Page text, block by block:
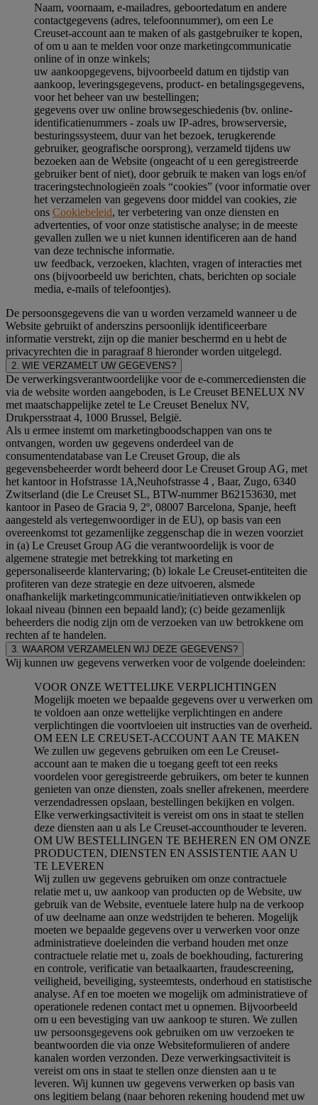
Naam, voornaam, e-mailadres, geboortedatum en andere
contactgegevens (adres, telefoonnummer), om een Le
Creuset-account aan te maken of als gastgebruiker te kopen,
of om u aan te melden voor onze marketingcommunicatie
online of in onze winkels;
uw aankoopgegevens, bijvoorbeeld datum en tijdstip van
aankoop, leveringsgegevens, product- en betalingsgegevens,
voor het beheer van uw bestellingen;
gegevens over uw online browsegeschiedenis (bv. online-
identificatienummers - zoals uw IP-adres, browserversie,
besturingssysteem, duur van het bezoek, terugkerende
gebruiker, geografische oorsprong), verzameld tijdens uw
bezoeken aan de Website (ongeacht of u een geregistreerde
gebruiker bent of niet), door gebruik te maken van logs en/of
traceringstechnologieën zoals “cookies” (voor informatie over
het verzamelen van gegevens door middel van cookies, zie
ons Cookiebeleid, ter verbetering van onze diensten en
advertenties, of voor onze statistische analyse; in de meeste
gevallen zullen we u niet kunnen identificeren aan de hand
van deze technische informatie.
uw feedback, verzoeken, klachten, vragen of interacties met
ons (bijvoorbeeld uw berichten, chats, berichten op sociale
media, e-mails of telefoontjes).
De persoonsgegevens die van u worden verzameld wanneer u de
Website gebruikt of anderszins persoonlijk identificeerbare
informatie verstrekt, zijn op die manier beschermd en u hebt de
privacyrechten die in paragraaf 8 hieronder worden uitgelegd.
2. WIE VERZAMELT UW GEGEVENS?
De verwerkingsverantwoordelijke voor de e-commercediensten die
via de website worden aangeboden, is Le Creuset BENELUX NV
met maatschappelijke zetel te Le Creuset Benelux NV,
Drukpersstraat 4, 1000 Brussel, België.
Als u ermee instemt om marketingboodschappen van ons te
ontvangen, worden uw gegevens onderdeel van de
consumentendatabase van Le Creuset Group, die als
gegevensbeheerder wordt beheerd door Le Creuset Group AG, met
het kantoor in Hofstrasse 1A,Neuhofstrasse 4 , Baar, Zugo, 6340
Zwitserland (die Le Creuset SL, BTW-nummer B62153630, met
kantoor in Paseo de Gracia 9, 2º, 08007 Barcelona, Spanje, heeft
aangesteld als vertegenwoordiger in de EU), op basis van een
overeenkomst tot gezamenlijke zeggenschap die in wezen voorziet
in (a) Le Creuset Group AG die verantwoordelijk is voor de
algemene strategie met betrekking tot marketing en
gepersonaliseerde klantervaring; (b) lokale Le Creuset-entiteiten die
profiteren van deze strategie en deze uitvoeren, alsmede
onafhankelijk marketingcommunicatie/initiatieven ontwikkelen op
lokaal niveau (binnen een bepaald land); (c) beide gezamenlijk
beheerders die nodig zijn om de verzoeken van uw betrokkene om
rechten af te handelen.
3. WAAROM VERZAMELEN WIJ DEZE GEGEVENS?
Wij kunnen uw gegevens verwerken voor de volgende doeleinden:
VOOR ONZE WETTELIJKE VERPLICHTINGEN
Mogelijk moeten we bepaalde gegevens over u verwerken om
te voldoen aan onze wettelijke verplichtingen en andere
verplichtingen die voortvloeien uit instructies van de overheid.
OM EEN LE CREUSET-ACCOUNT AAN TE MAKEN
We zullen uw gegevens gebruiken om een Le Creuset-
account aan te maken die u toegang geeft tot een reeks
voordelen voor geregistreerde gebruikers, om beter te kunnen
genieten van onze diensten, zoals sneller afrekenen, meerdere
verzendadressen opslaan, bestellingen bekijken en volgen.
Elke verwerkingsactiviteit is vereist om ons in staat te stellen
deze diensten aan u als Le Creuset-accounthouder te leveren.
OM UW BESTELLINGEN TE BEHEREN EN OM ONZE
PRODUCTEN, DIENSTEN EN ASSISTENTIE AAN U
TE LEVEREN
Wij zullen uw gegevens gebruiken om onze contractuele
relatie met u, uw aankoop van producten op de Website, uw
gebruik van de Website, eventuele latere hulp na de verkoop
of uw deelname aan onze wedstrijden te beheren. Mogelijk
moeten we bepaalde gegevens over u verwerken voor onze
administratieve doeleinden die verband houden met onze
contractuele relatie met u, zoals de boekhouding, facturering
en controle, verificatie van betaalkaarten, fraudescreening,
veiligheid, beveiliging, systeemtests, onderhoud en statistische
analyse. Af en toe moeten we mogelijk om administratieve of
operationele redenen contact met u opnemen. Bijvoorbeeld
om u een bevestiging van uw aankoop te sturen. We zullen
uw persoonsgegevens ook gebruiken om uw verzoeken te
beantwoorden die via onze Websiteformulieren of andere
kanalen worden verzonden. Deze verwerkingsactiviteit is
vereist om ons in staat te stellen onze diensten aan u te
leveren. Wij kunnen uw gegevens verwerken op basis van
ons legitiem belang (naar behoren rekening houdend met uw